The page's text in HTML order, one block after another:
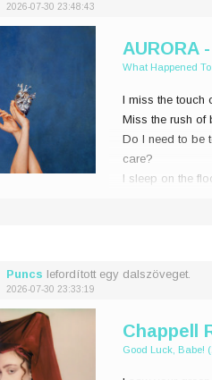
2026-07-30 23:48:43
AURORA
What Happened
I miss the touch
Miss the rush of
Do I need to be
care?
I sleep on the
Puncs lefordított egy dalszöveget.
2026-07-30 23:33:19
Chappell
Good Luck, Babe!